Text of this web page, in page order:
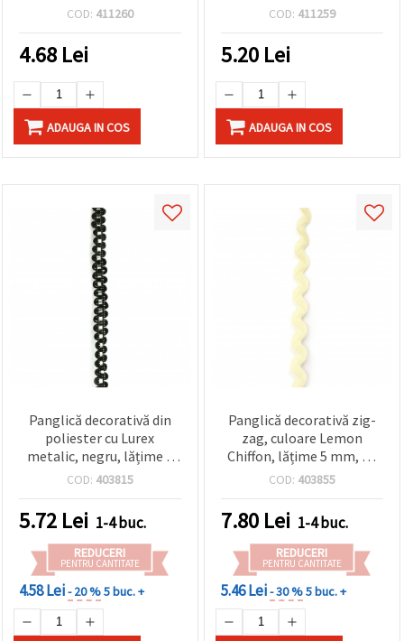
COD: 411260
4.68 Lei
ADAUGA IN COS
COD: 411259
5.20 Lei
ADAUGA IN COS
Panglică decorativă din
poliester cu Lurex
metalic, negru, lățime 7
mm, rolă ~24 m
COD: 403815
5.72 Lei 1-4 buc.
REDUCERI
PENTRU CANTITATE
4.58 Lei- 20 %5 buc. +
Panglică decorativă zig-
zag, culoare Lemon
Chiffon, lățime 5 mm, ~9
m
COD: 403855
7.80 Lei 1-4 buc.
REDUCERI
PENTRU CANTITATE
5.46 Lei- 30 %5 buc. +